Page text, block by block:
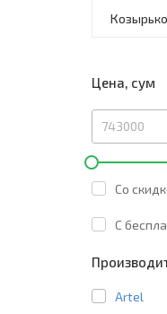
Цена, сум
Со
C
Artel